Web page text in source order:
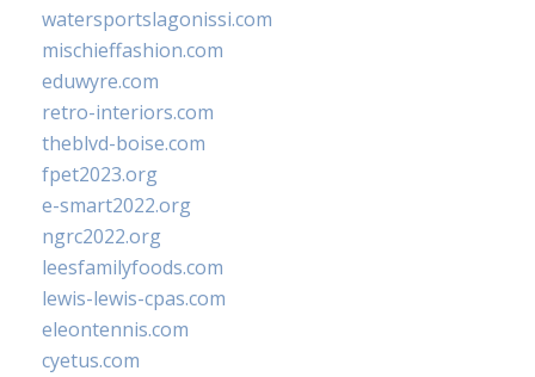
watersportslagonissi.com
mischieffashion.com
eduwyre.com
retro-interiors.com
theblvd-boise.com
fpet2023.org
e-smart2022.org
ngrc2022.org
leesfamilyfoods.com
lewis-lewis-cpas.com
eleontennis.com
cyetus.com